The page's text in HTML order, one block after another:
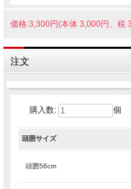
価格:3,300円(本体 3,000円、税
注文
購入数: 個
頭囲サイズ
頭囲56cm